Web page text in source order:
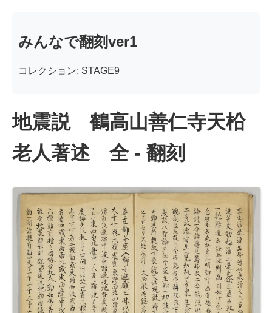
みんなで翻刻ver1
コレクション: STAGE9
地震説 鶴高山善仁寺天柗
老人著述 全 - 翻刻